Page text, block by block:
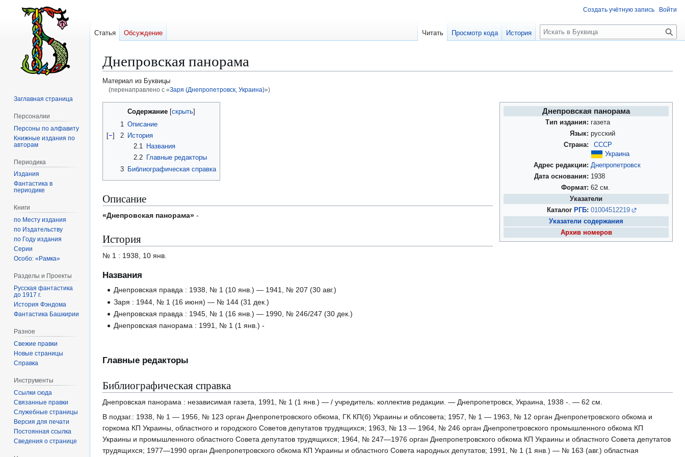
Днепровская панорама
Материал из Буквицы
(перенаправлено с «Заря (Днепропетровск, Украина)»)
Перейти
Перейти
Днепровская панорама
Тип издания: газета
Язык: русский
Страна:
СССР
Украина
Адрес редакции: Днепропетровск
Дата основания: 1938
Формат: 62 см.
Указатели
Каталог РГБ: 01004512219
Указатели содержания
Архив номеров
Содержание
1 Описание
[−] 2
История
2.1
Названия
2.2 Главные редакторы
3 Библиографическая справка
Описание
«Днепровская панорама» -
История
№ 1 : 1938, 10 янв.
Названия
Днепровская правда : 1938, № 1 (10 янв.) — 1941, № 207 (30 авг.)
Заря : 1944, № 1 (16 июня) — № 144 (31 дек.)
Днепровская правда : 1945, № 1 (16 янв.) — 1990, № 246/247 (30 дек.)
Днепровская панорама : 1991, № 1 (1 янв.) -
Главные редакторы
Библиографическая справка
Днепровская панорама : независимая газета, 1991, № 1 (1 янв.) — / учредитель: коллектив редакции. — Днепропетровск, Украина, 1938 -. — 62 см.
В подзаг.: 1938, № 1 — 1956, № 123 орган Днепропетровского обкома, ГК КП(б) Украины и облсовета; 1957, № 1 — 1963, № 12 орган Днепропетровского обкома и
горкома КП Украины, областного и городского Советов депутатов трудящихся; 1963, № 13 — 1964, № 246 орган Днепропетровского промышленного обкома КП
Украины и промышленного областного Совета депутатов трудящихся; 1964, № 247—1976 орган Днепропетровского обкома КП Украины и областного Совета депутатов
трудящихся; 1977—1990 орган Днепропетровского обкома КП Украины и областного Совета народных депутатов; 1991, № 1 (1 янв.) — № 163 (авг.) областная
Создать учётную запись Войти
Статья Обсуждение Читать Просмотр кода История
П
о
к
Заглавная страница
Персоналии
Персоны по алфавиту
Книжные издания по
авторам
Периодика
Издания
Фантастика в
периодике
Книги
по Месту издания
по Издательству
по Году издания
Серии
Особо: «Рамка»
Разделы и Проекты
Русская фантастика
до 1917 г.
История Фэндома
Фантастика Башкирии
Разное
Свежие правки
Новые страницы
Справка
Инструменты
Ссылки сюда
Связанные правки
Служебные страницы
Версия для печати
Постоянная ссылка
Сведения о странице